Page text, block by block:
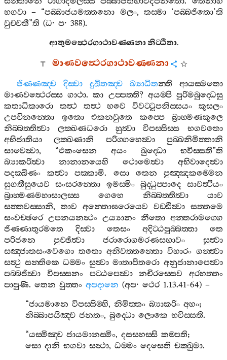
භගවා – “පබ‍්බාජයමත‍්තනො මලං, තස‍්මා‘පබ‍්බජිතො’ති
වුච‍්චතී”ති (ධ· ප· 388).
ආතුමත්‍ථෙරගාථාවණ‍්ණනානිට‍්ඨිතා.
මාණවත්‍ථෙරගාථාවණ‍්ණනා
ජිණ‍්ණඤ‍්ච දිස‍්වා දුඛිතඤ‍්ච බ්‍යාධිතන‍්ති
ආයස‍්මතො
මාණවත්‍ථෙරස‍්ස ගාථා.කා උප‍්පත‍්ති? අයම‍්පි පුරිමබුද‍්ධෙසු
කතාධිකාරො
තත්‍ථ තත්‍ථ භවෙ විවට‍්ටූපනිස‍්සයං
කුසලං
උපචිනන‍්තො
ඉතො එකනවුතෙ කප‍්පෙ
බ්‍රාහ‍්මණකුලෙ
නිබ‍්බත‍්තිත්‍වා
ලක‍්ඛණධරො හුත්‍වා විපස‍්සිස‍්ස
භගවතො
අභිජාතියා
ලක‍්ඛණානි පරිග‍්ගහෙත්‍වා
පුබ‍්බනිමිත‍්තානි
සාවෙත්‍වා, “එකංසෙන අයං බුද‍්ධො භවිස‍්සතී”ති
බ්‍යාකරිත්‍වා
නානානයෙහි ථොමෙත්‍වා
අභිවාදෙත්‍වා
පදක‍්ඛිණං
කත්‍වා පක‍්කාමි. සො තෙන
පුඤ‍්ඤකම‍්මෙන
සුගතීසුයෙව
සංසරන‍්තො ඉමස‍්මිං බුද‍්ධුප‍්පාදෙ
සාවත්‍ථියං
බ්‍රාහ‍්මණමහාසාලස‍්ස
ගෙහෙ නිබ‍්බත‍්තිත්‍වා
යාව
සත‍්තවස‍්සානි, තාව අන‍්තොඝරෙයෙව වඩ‍්ඪිත්‍වා සත‍්තමෙ
සංවච‍්ඡරෙ උපනයනත්‍ථං උය්‍යානං නීතො අන‍්තරාමග‍්ගෙ
ජිණ‍්ණාතුරමතෙ
දිස‍්වා තෙසං අදිට‍්ඨපුබ‍්බත‍්තා
තෙ
පරිජනෙ
පුච‍්ඡිත්‍වා ජරාරොගමරණසභාවං
සුත්‍වා
සඤ‍්ජාතසංවෙගො තතො අනිවත‍්තන‍්තො විහාරං ගන‍්ත්‍වා
සත්‍ථු සන‍්තිකෙ ධම‍්මං සුත්‍වා මාතාපිතරො අනුජානාපෙත්‍වා
පබ‍්බජිත්‍වා
විපස‍්සනං පට‍්ඨපෙත්‍වා නචිරස‍්සෙව
අරහත‍්තං
පාපුණි. තෙන වුත‍්තං අපදානෙ (අප· ථෙර1.13.41-64) –
“ජායමානෙ විපස‍්සිම‍්හි,නිමිත‍්තං බ්‍යාකරිං අහං;
නිබ‍්බාපයිඤ‍්ච ජනතං,බුද‍්ධො ලොකෙ භවිස‍්සති.
“යස‍්මිඤ‍්ච ජායමානස‍්මිං,දසසහස‍්සි කම‍්පති;
සො දානි භගවා සත්‍ථා,ධම‍්මං දෙසෙති චක‍්ඛුමා.